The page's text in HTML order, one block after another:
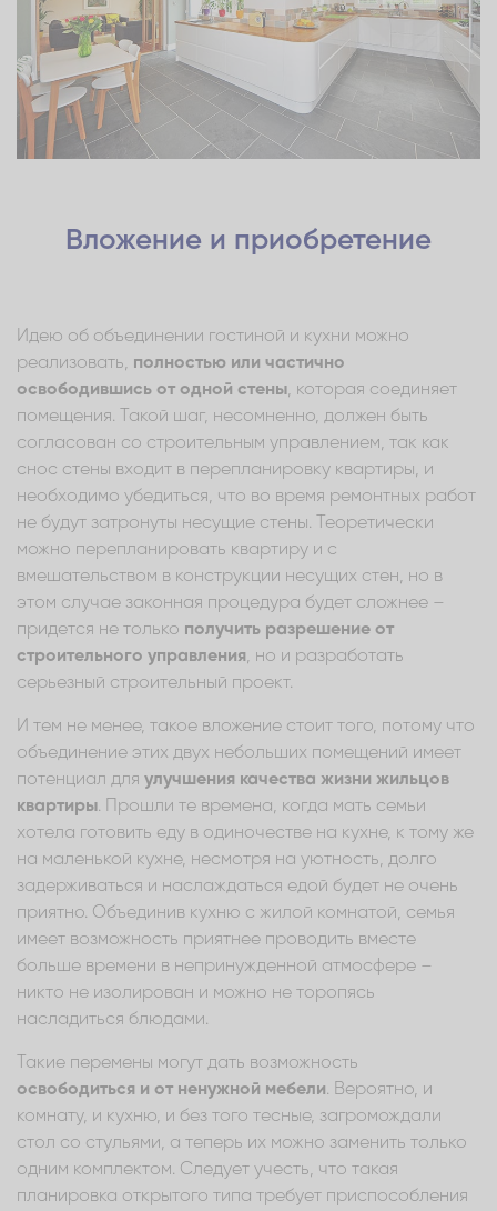
Вложение и приобретение
Идею об объединении гостиной и кухни можно
реализовать, полностью или частично
освободившись от одной стены, которая соединяет
помещения. Такой шаг, несомненно, должен быть
согласован со строительным управлением, так как
снос стены входит в перепланировку квартиры, и
необходимо убедиться, что во время ремонтных работ
не будут затронуты несущие стены. Теоретически
можно перепланировать квартиру и с
вмешательством в конструкции несущих стен, но в
этом случае законная процедура будет сложнее –
придется не только получить разрешение от
строительного управления, но и разработать
серьезный строительный проект.
И тем не менее, такое вложение стоит того, потому что
объединение этих двух небольших помещений имеет
потенциал для улучшения качества жизни жильцов
квартиры. Прошли те времена, когда мать семьи
хотела готовить еду в одиночестве на кухне, к тому же
на маленькой кухне, несмотря на уютность, долго
задерживаться и наслаждаться едой будет не очень
приятно. Объединив кухню с жилой комнатой, семья
имеет возможность приятнее проводить вместе
больше времени в непринужденной атмосфере –
никто не изолирован и можно не торопясь
насладиться блюдами.
Такие перемены могут дать возможность
освободиться и от ненужной мебели. Вероятно, и
комнату, и кухню, и без того тесные, загромождали
стол со стульями, а теперь их можно заменить только
одним комплектом. Следует учесть, что такая
планировка открытого типа требует приспособления